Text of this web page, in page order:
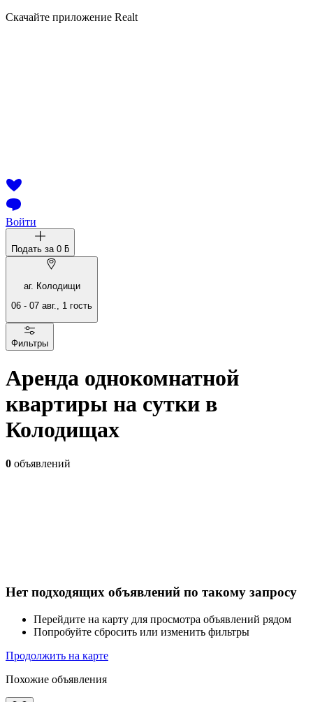
Скачайте приложение Realt
Войти
Подать за 0 ƃ
аг. Колодищи
06 - 07 авг., 1 гость
Фильтры
Аренда однокомнатной
квартиры на сутки в
Колодищах
0 объявлений
Нет подходящих объявлений по такому запросу
Перейдите на карту для просмотра объявлений рядом
Попробуйте сбросить или изменить фильтры
Продолжить на карте
Похожие объявления